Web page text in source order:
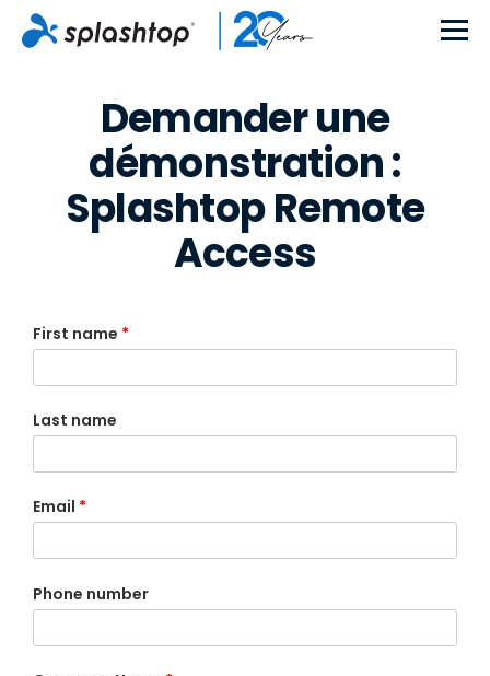
Demander une
démonstration :
Splashtop Remote
Access
First name *
Last name
Email *
Phone number